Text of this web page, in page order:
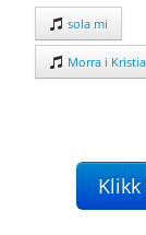
sola mi
Morra i